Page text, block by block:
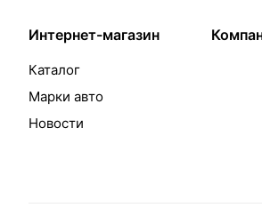
Интернет-магазин
Каталог
Марки авто
Новости